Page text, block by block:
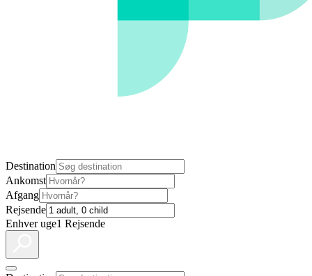
Destination
Ankomst
Afgang
Rejsende
Enhver uge1 Rejsende